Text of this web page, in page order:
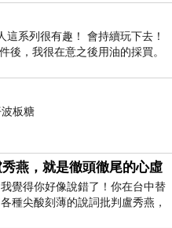
系列很有趣！ 會持續玩下去！
後，我很在意之後用油的採買。
就很愛
板糖
燕，就是徹頭徹尾的心虛
覺得你好像說錯了！你在台中替
種尖酸刻薄的說詞批判盧秀燕，
給陳其邁，甚至還說盧